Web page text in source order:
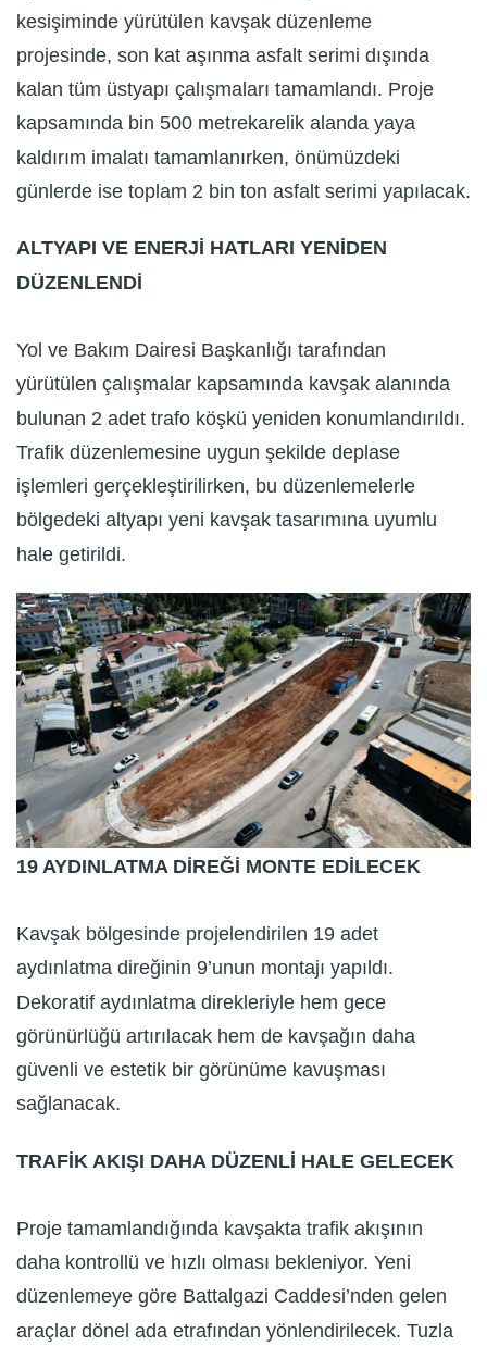
kesişiminde yürütülen kavşak düzenleme
projesinde, son kat aşınma asfalt serimi dışında
kalan tüm üstyapı çalışmaları tamamlandı. Proje
kapsamında bin 500 metrekarelik alanda yaya
kaldırım imalatı tamamlanırken, önümüzdeki
günlerde ise toplam 2 bin ton asfalt serimi yapılacak.
ALTYAPI VE ENERJİ HATLARI YENİDEN
DÜZENLENDİ
Yol ve Bakım Dairesi Başkanlığı tarafından
yürütülen çalışmalar kapsamında kavşak alanında
bulunan 2 adet trafo köşkü yeniden konumlandırıldı.
Trafik düzenlemesine uygun şekilde deplase
işlemleri gerçekleştirilirken, bu düzenlemelerle
bölgedeki altyapı yeni kavşak tasarımına uyumlu
hale getirildi.
19 AYDINLATMA DİREĞİ MONTE EDİLECEK
Kavşak bölgesinde projelendirilen 19 adet
aydınlatma direğinin 9’unun montajı yapıldı.
Dekoratif aydınlatma direkleriyle hem gece
görünürlüğü artırılacak hem de kavşağın daha
güvenli ve estetik bir görünüme kavuşması
sağlanacak.
TRAFİK AKIŞI DAHA DÜZENLİ HALE GELECEK
Proje tamamlandığında kavşakta trafik akışının
daha kontrollü ve hızlı olması bekleniyor. Yeni
düzenlemeye göre Battalgazi Caddesi’nden gelen
araçlar dönel ada etrafından yönlendirilecek. Tuzla